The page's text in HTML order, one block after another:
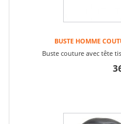
BUSTE HOMME
Buste couture avec tête